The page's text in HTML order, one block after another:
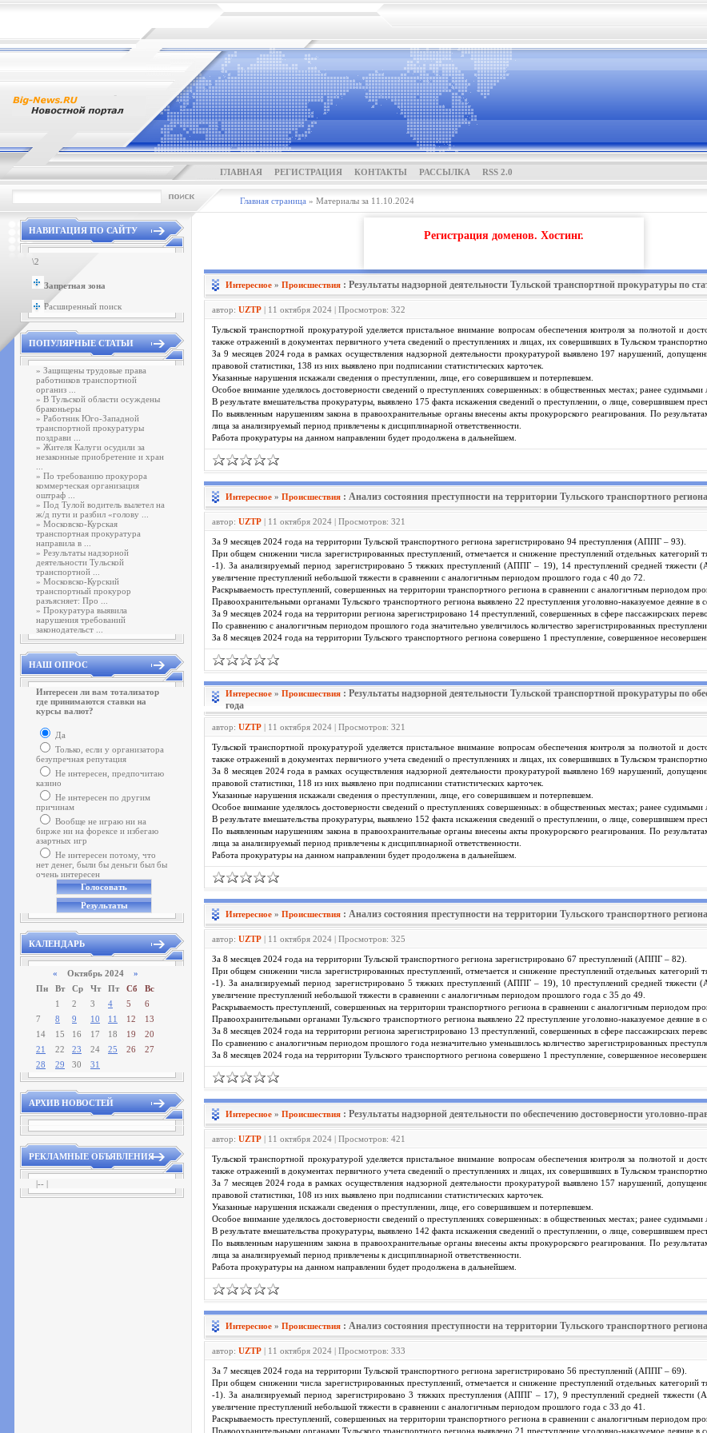
ГЛАВНАЯ РЕГИСТРАЦИЯ КОНТАКТЫ РАССЫЛКА RSS 2.0
Главная страница » Материалы за 11.10.2024
НАВИГАЦИЯ ПО САЙТУ
\2
Запретная зона
Расширенный поиск
ПОПУЛЯРНЫЕ СТАТЬИ
» Защищены трудовые права
работников транспортной
организ ...
» В Тульской области осуждены
браконьеры
» Работник Юго-Западной
транспортной прокуратуры
поздрави ...
» Жителя Калуги осудили за
незаконные приобретение и хран
» По требованию прокурора
коммерческая организация
оштраф ...
» Под Тулой водитель вылетел на
ж/д пути и разбил «голову ...
» Московско-Курская
транспортная прокуратура
направила в ...
» Результаты надзорной
деятельности Тульской
транспортной ...
» Московско-Курский
транспортный прокурор
разъясняет: Про ...
» Прокуратура выявила
нарушения требований
законодательст ...
НАШ ОПРОС
Интересен ли вам тотализатор
где принимаются ставки на
курсы валют?
Да
Только, если у организатора
безупречная репутация
Не интересен, предпочитаю
казино
Не интересен по другим
причинам
Вообще не играю ни на
бирже ни на форексе и избегаю
азартных игр
Не интересен потому, что
нет денег, были бы деньги был бы
очень интересен
КАЛЕНДАРЬ
« Октябрь 2024 »
Пн
Вт Ср Чт Пт Сб
Вс
1
2 3 4 5
6
7
8 9 10 11 12
13
14
15 16 17 18 19
20
21
22 23 24 25 26
27
28
29 30 31
АРХИВ НОВОСТЕЙ
РЕКЛАМНЫЕ ОБЪЯВЛЕНИЯ
|-- |
Регистрация доменов. Хостинг.
Интересное » Проиcшествия : Результаты надзорной деятельности Тульской транспортной прокуратуры по
автор: UZTP | 11 октября 2024 | Просмотров: 322
Тульской транспортной прокуратурой уделяется пристальное внимание вопросам обеспечения контроля за полнотой и
также отражений в документах первичного учета сведений о преступлениях и лицах, их совершивших в Тульском
За 9 месяцев 2024 года в рамках осуществления надзорной деятельности прокуратурой выявлено 197 нарушений,
правовой статистики, 138 из них выявлено при подписании статистических карточек.
Указанные нарушения искажали сведения о преступлении, лице, его совершившем и потерпевшем.
Особое внимание уделялось достоверности сведений о преступлениях совершенных: в общественных местах; ранее
В результате вмешательства прокуратуры, выявлено 175 факта искажения сведений о преступлении, о лице, совершившем
По выявленным нарушениям закона в правоохранительные органы внесены акты прокурорского реагирования. По
лица за анализируемый период привлечены к дисциплинарной ответственности.
Работа прокуратуры на данном направлении будет продолжена в дальнейшем.
Интересное » Проиcшествия : Анализ состояния преступности на территории Тульского транспортного
автор: UZTP | 11 октября 2024 | Просмотров: 321
За 9 месяцев 2024 года на территории Тульской транспортного региона зарегистрировано 94 преступления (АППГ – 93).
При общем снижении числа зарегистрированных преступлений, отмечается и снижение преступлений отдельных
-1). За анализируемый период зарегистрировано 5 тяжких преступлений (АППГ – 19), 14 преступлений средней
увеличение преступлений небольшой тяжести в сравнении с аналогичным периодом прошлого года с 40 до 72.
Раскрываемость преступлений, совершенных на территории транспортного региона в сравнении с аналогичным периодом
Правоохранительными органами Тульского транспортного региона выявлено 22 преступления уголовно-наказуемое деяние
За 9 месяцев 2024 года на территории региона зарегистрировано 14 преступлений, совершенных в сфере пассажирских
По сравнению с аналогичным периодом прошлого года значительно увеличилось количество зарегистрированных
За 8 месяцев 2024 года на территории Тульского транспортного региона совершено 1 преступление, совершенное
Интересное » Проиcшествия : Результаты надзорной деятельности Тульской транспортной прокуратуры по
года
автор: UZTP | 11 октября 2024 | Просмотров: 321
Тульской транспортной прокуратурой уделяется пристальное внимание вопросам обеспечения контроля за полнотой и
также отражений в документах первичного учета сведений о преступлениях и лицах, их совершивших в Тульском
За 8 месяцев 2024 года в рамках осуществления надзорной деятельности прокуратурой выявлено 169 нарушений,
правовой статистики, 118 из них выявлено при подписании статистических карточек.
Указанные нарушения искажали сведения о преступлении, лице, его совершившем и потерпевшем.
Особое внимание уделялось достоверности сведений о преступлениях совершенных: в общественных местах; ранее
В результате вмешательства прокуратуры, выявлено 152 факта искажения сведений о преступлении, о лице, совершившем
По выявленным нарушениям закона в правоохранительные органы внесены акты прокурорского реагирования. По
лица за анализируемый период привлечены к дисциплинарной ответственности.
Работа прокуратуры на данном направлении будет продолжена в дальнейшем.
Интересное » Проиcшествия : Анализ состояния преступности на территории Тульского транспортного
автор: UZTP | 11 октября 2024 | Просмотров: 325
За 8 месяцев 2024 года на территории Тульской транспортного региона зарегистрировано 67 преступлений (АППГ – 82).
При общем снижении числа зарегистрированных преступлений, отмечается и снижение преступлений отдельных
-1). За анализируемый период зарегистрировано 5 тяжких преступлений (АППГ – 19), 10 преступлений средней
увеличение преступлений небольшой тяжести в сравнении с аналогичным периодом прошлого года с 35 до 49.
Раскрываемость преступлений, совершенных на территории транспортного региона в сравнении с аналогичным периодом
Правоохранительными органами Тульского транспортного региона выявлено 22 преступление уголовно-наказуемое деяние
За 8 месяцев 2024 года на территории региона зарегистрировано 13 преступлений, совершенных в сфере пассажирских
По сравнению с аналогичным периодом прошлого года незначительно уменьшилось количество зарегистрированных
За 8 месяцев 2024 года на территории Тульского транспортного региона совершено 1 преступление, совершенное
Интересное » Проиcшествия : Результаты надзорной деятельности по обеспечению достоверности уголовно-
автор: UZTP | 11 октября 2024 | Просмотров: 421
Тульской транспортной прокуратурой уделяется пристальное внимание вопросам обеспечения контроля за полнотой и
также отражений в документах первичного учета сведений о преступлениях и лицах, их совершивших в Тульском
За 7 месяцев 2024 года в рамках осуществления надзорной деятельности прокуратурой выявлено 157 нарушений,
правовой статистики, 108 из них выявлено при подписании статистических карточек.
Указанные нарушения искажали сведения о преступлении, лице, его совершившем и потерпевшем.
Особое внимание уделялось достоверности сведений о преступлениях совершенных: в общественных местах; ранее
В результате вмешательства прокуратуры, выявлено 142 факта искажения сведений о преступлении, о лице, совершившем
По выявленным нарушениям закона в правоохранительные органы внесены акты прокурорского реагирования. По
лица за анализируемый период привлечены к дисциплинарной ответственности.
Работа прокуратуры на данном направлении будет продолжена в дальнейшем.
Интересное » Проиcшествия : Анализ состояния преступности на территории Тульского транспортного
автор: UZTP | 11 октября 2024 | Просмотров: 333
За 7 месяцев 2024 года на территории Тульской транспортного региона зарегистрировано 56 преступлений (АППГ – 69).
При общем снижении числа зарегистрированных преступлений, отмечается и снижение преступлений отдельных
-1). За анализируемый период зарегистрировано 3 тяжких преступления (АППГ – 17), 9 преступлений средней тяжести
увеличение преступлений небольшой тяжести в сравнении с аналогичным периодом прошлого года с 33 до 41.
Раскрываемость преступлений, совершенных на территории транспортного региона в сравнении с аналогичным периодом
Правоохранительными органами Тульского транспортного региона выявлено 21 преступление уголовно-наказуемое деяние